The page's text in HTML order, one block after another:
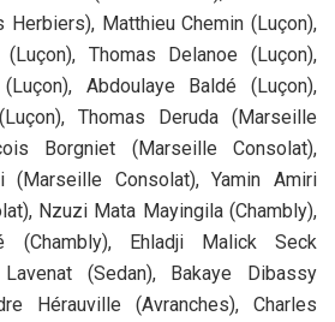
Herbiers), Matthieu Chemin (Luçon),
Thomas Delanoe (Luçon),
Abdoulaye Baldé (Luçon),
Thomas Deruda (Marseille
Borgniet (Marseille Consolat),
(Marseille Consolat), Yamin Amiri
Nzuzi Mata Mayingila (Chambly),
(Chambly), Ehladji Malick Seck
(Sedan), Bakaye Dibassy
Hérauville (Avranches), Charles